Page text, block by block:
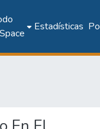
Estadísticas